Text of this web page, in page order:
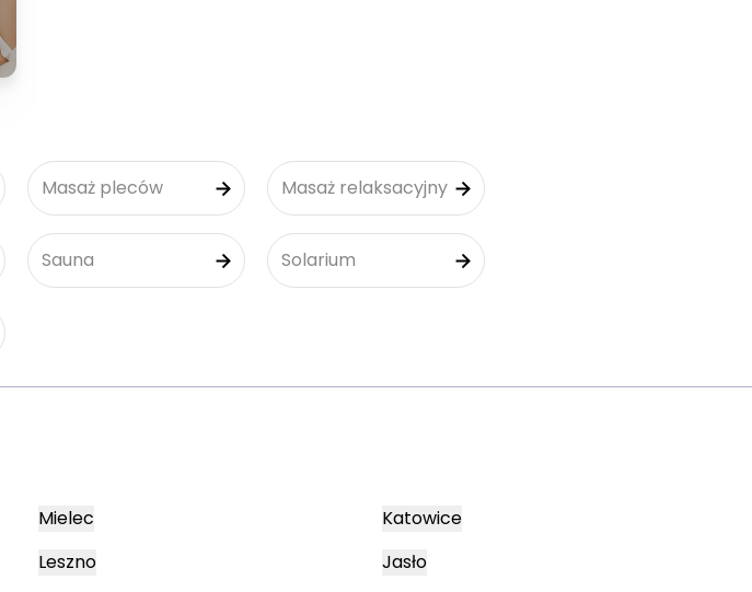
Masaż pleców Masaż relaksacyjny
Sauna Solarium
Mielec
Leszno
Katowice
Jasło